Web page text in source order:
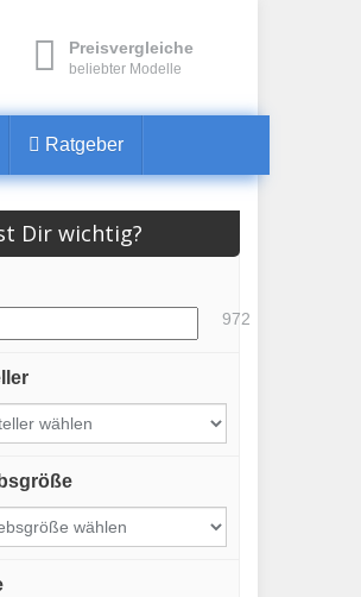
Preisvergleiche
beliebter Modelle
Ratgeber
Dir wichtig?
972